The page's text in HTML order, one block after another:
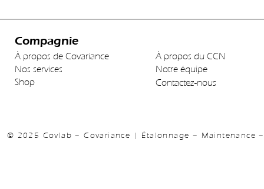
Compagnie
À propos de Covariance
Nos services
Shop
À propos du CCN
Notre équipe
Contactez-nous
© 2025 Covlab – Covariance | Étalonnage – Maintenance